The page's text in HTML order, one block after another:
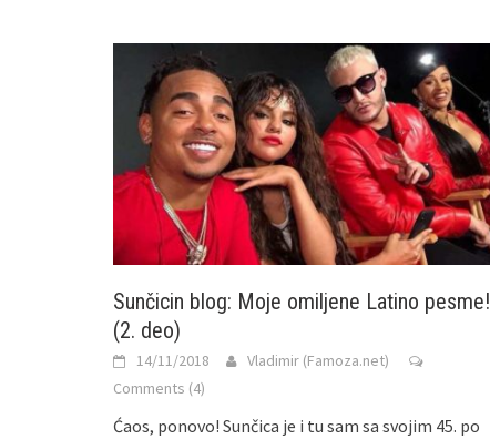
Sunčicin blog: Moje omiljene Latino pesme!
(2. deo)
14/11/2018
Vladimir (Famoza.net)
Comments (4)
Ćaos, ponovo! Sunčica je i tu sam sa svojim 45. po